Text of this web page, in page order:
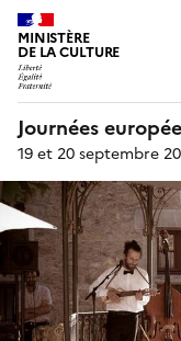
MINISTÈRE
DE LA CULTURE
Journées
19 et 20 septembre